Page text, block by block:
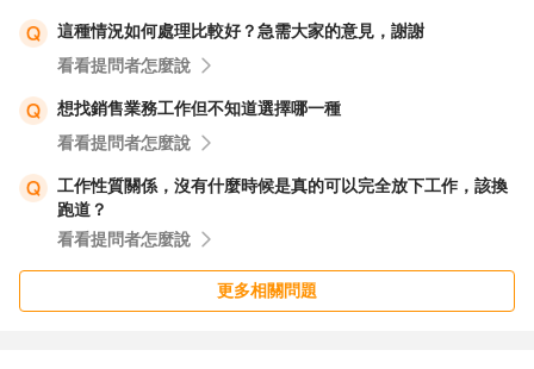
這種情況如何處理比較好？急需大家的意見，謝謝
看看提問者怎麼說
想找銷售業務工作但不知道選擇哪一種
看看提問者怎麼說
工作性質關係，沒有什麼時候是真的可以完全放下工作，該換
跑道？
看看提問者怎麼說
更多相關問題